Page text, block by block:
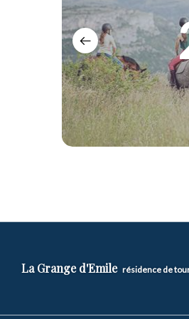
La Grange d'Emile résidence de